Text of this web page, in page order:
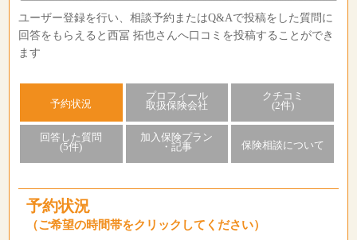
ユーザー登録を行い、相談予約またはQ&Aで投稿をした質問に
回答をもらえると西冨 拓也さんへ口コミを投稿することができ
ます
予約状況
プロフィール
取扱保険会社
クチコミ
(2件)
回答した質問
(5件)
加入保険プラン
・記事
保険相談について
予約状況
（ご希望の時間帯をクリックしてください）